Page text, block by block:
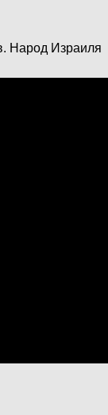
Народ Израиля